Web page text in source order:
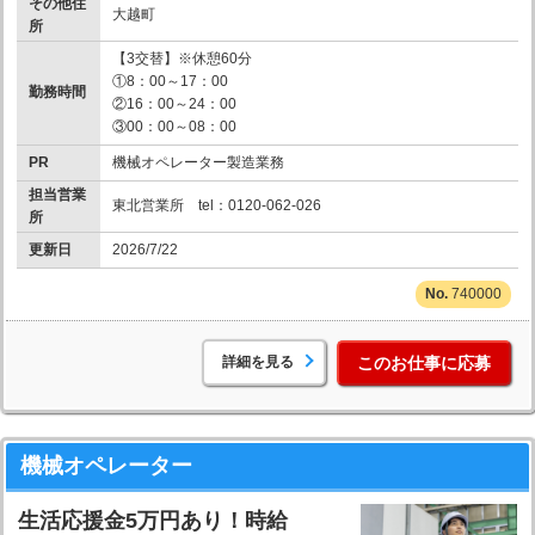
その他住
所
大越町
勤務時間
【3交替】※休憩60分
①8：00～17：00
②16：00～24：00
③00：00～08：00
PR
機械オペレーター製造業務
担当営業
所
東北営業所 tel：0120-062-026
更新日 2026/7/22
740000
詳細を見る このお仕事に応募
機械オペレーター
生活応援金5万円あり！時給